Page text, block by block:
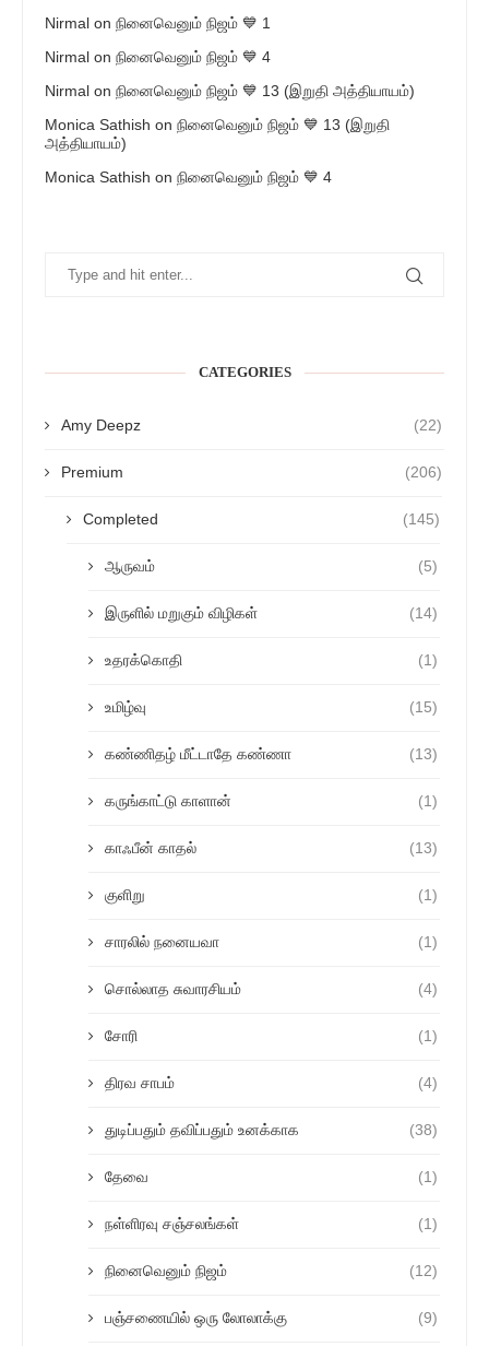
Nirmal on நினைவெனும் நிஜம் 💙 1
Nirmal on நினைவெனும் நிஜம் 💙 4
Nirmal on நினைவெனும் நிஜம் 💙 13 (இறுதி அத்தியாயம்)
Monica Sathish on நினைவெனும் நிஜம் 💙 13 (இறுதி
அத்தியாயம்)
Monica Sathish on நினைவெனும் நிஜம் 💙 4
CATEGORIES
Amy Deepz (22)
Premium (206)
Completed (145)
ஆருவம் (5)
இருளில் மறுகும் விழிகள் (14)
உதரக்கொதி (1)
உமிழ்வு (15)
கண்ணிதழ் மீட்டாதே கண்ணா (13)
கருங்காட்டு காளான் (1)
காஃபீன் காதல் (13)
குளிறு (1)
சாரலில் நனையவா (1)
சொல்லாத சுவாரசியம் (4)
சோரி (1)
திரவ சாபம் (4)
துடிப்பதும் தவிப்பதும் உனக்காக (38)
தேவை (1)
நள்ளிரவு சஞ்சலங்கள் (1)
நினைவெனும் நிஜம் (12)
பஞ்சணையில் ஒரு லோலாக்கு (9)